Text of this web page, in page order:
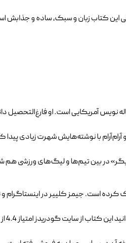
کتاب زبان و سبک، ساده و جذابش
با نوشته‌هایش شهرت زیادی
است. جیمز کلییر در اینستاگرام و